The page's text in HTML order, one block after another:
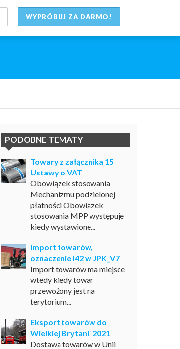
WYPRÓBUJ ZA DARMO!
PODOBNE TEMATY
Towary z załącznika 15
Ustawy o VAT
Obowiązek stosowania
Mechanizmu podzielonej
płatności Obowiązek
stosowania MPP występuje
kiedy wystawione...
Import towarów,
oznaczenie I42 w JPK_V7
Import towarów ma miejsce
wtedy kiedy towar
przewożony jest na
terytorium...
Eksport towarów do
Wielkiej Brytanii 2021
Dostawa towarów w Unii